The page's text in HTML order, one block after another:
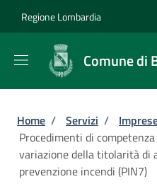
Regione Lombardia
Comune di
Briciole di
Home / Servizi /
Procedimenti di
variazione della titolarità di
prevenzione incendi (PIN7)